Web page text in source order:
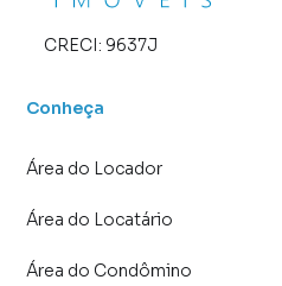
CRECI: 9637J
Conheça
Área do Locador
Área do Locatário
Área do Condômino